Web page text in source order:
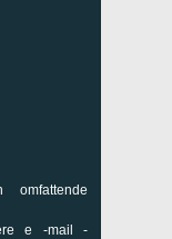
e -mail -